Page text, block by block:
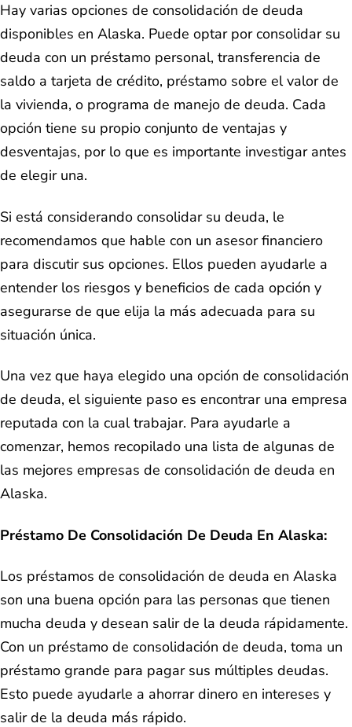
Hay varias opciones de consolidación de deuda
disponibles en Alaska. Puede optar por consolidar su
deuda con un préstamo personal, transferencia de
saldo a tarjeta de crédito, préstamo sobre el valor de
la vivienda, o programa de manejo de deuda. Cada
opción tiene su propio conjunto de ventajas y
desventajas, por lo que es importante investigar antes
de elegir una.
Si está considerando consolidar su deuda, le
recomendamos que hable con un asesor financiero
para discutir sus opciones. Ellos pueden ayudarle a
entender los riesgos y beneficios de cada opción y
asegurarse de que elija la más adecuada para su
situación única.
Una vez que haya elegido una opción de consolidación
de deuda, el siguiente paso es encontrar una empresa
reputada con la cual trabajar. Para ayudarle a
comenzar, hemos recopilado una lista de algunas de
las mejores empresas de consolidación de deuda en
Alaska.
Préstamo De Consolidación De Deuda En Alaska:
Los préstamos de consolidación de deuda en Alaska
son una buena opción para las personas que tienen
mucha deuda y desean salir de la deuda rápidamente.
Con un préstamo de consolidación de deuda, toma un
préstamo grande para pagar sus múltiples deudas.
Esto puede ayudarle a ahorrar dinero en intereses y
salir de la deuda más rápido.